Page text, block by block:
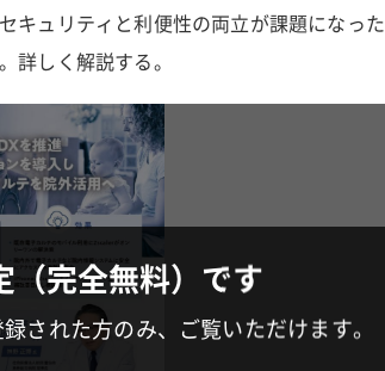
キュリティと利便性の両立が課題になった
詳しく解説する。
（完全無料）です
された方のみ、ご覧いただけます。